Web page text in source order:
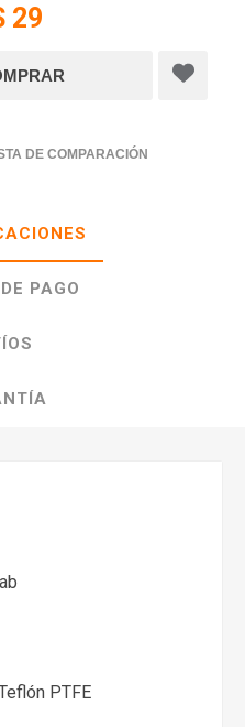
29
DE COMPARACIÓN
PAGO
PTFE